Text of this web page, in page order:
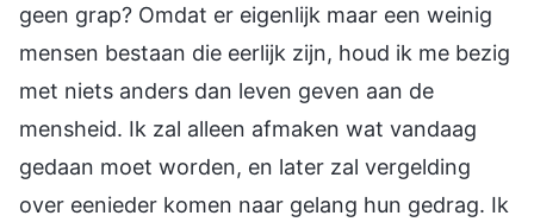
geen grap? Omdat er eigenlijk maar een weinig
mensen bestaan die eerlijk zijn, houd ik me bezig
met niets anders dan leven geven aan de
mensheid. Ik zal alleen afmaken wat vandaag
gedaan moet worden, en later zal vergelding
over eenieder komen naar gelang hun gedrag. Ik